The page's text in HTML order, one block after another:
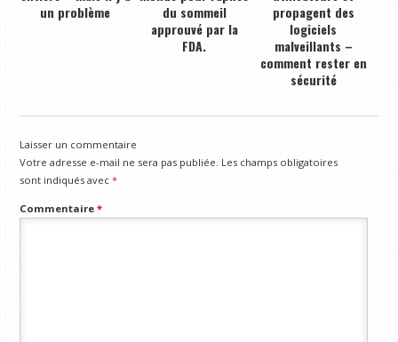
un problème
du sommeil
approuvé par la
FDA.
propagent des
logiciels
malveillants –
comment rester en
sécurité
Laisser un commentaire
Votre adresse e-mail ne sera pas publiée. Les champs obligatoires
sont indiqués avec*
Commentaire*